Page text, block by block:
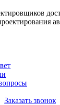
Заказать звонок